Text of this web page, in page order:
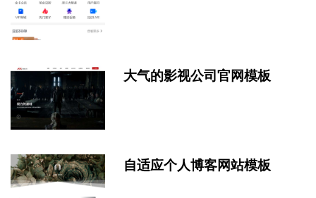
大气的影视公司官网模板
自适应个人博客网站模板